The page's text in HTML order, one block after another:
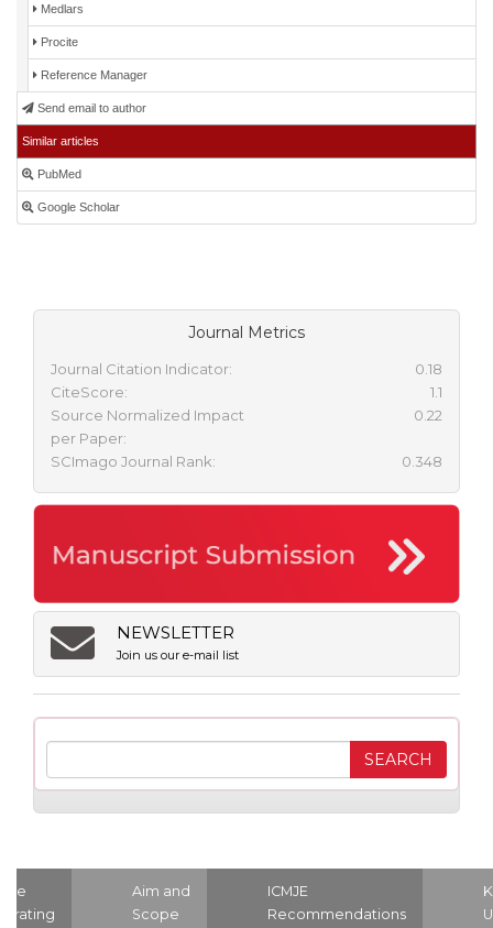
Medlars
Procite
Reference Manager
Send email to author
Similar articles
PubMed
Google Scholar
Journal Metrics
Journal Citation Indicator:
0.18
CiteScore:
1.1
Source Normalized Impact
per Paper:
0.22
SCImago Journal Rank: 0.348
NEWSLETTER
Join us our e-mail list
Aim and
Scope
ICMJE
Recommendations